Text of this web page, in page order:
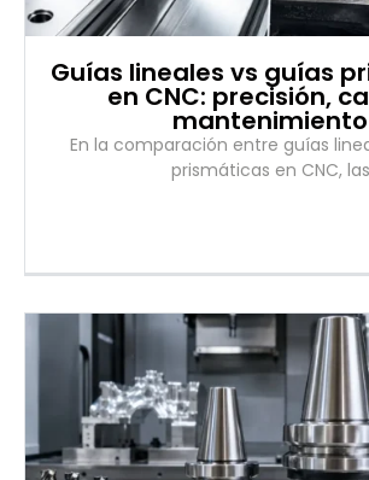
Guías lineales vs guías
en CNC: precisión,
mantenimiento
En la comparación entre guías
prismáticas en CNC, las